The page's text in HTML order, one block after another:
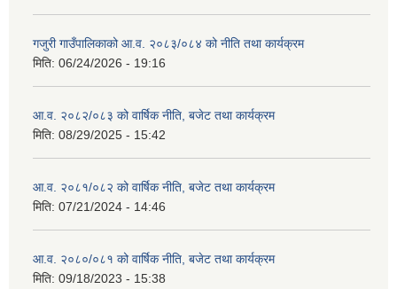
गजुरी गाउँपालिकाको आ.व. २०८३/०८४ को नीति तथा कार्यक्रम
मिति: 06/24/2026 - 19:16
आ.व. २०८२/०८३ को वार्षिक नीति, बजेट तथा कार्यक्रम
मिति: 08/29/2025 - 15:42
आ.व. २०८१/०८२ को वार्षिक नीति, बजेट तथा कार्यक्रम
मिति: 07/21/2024 - 14:46
आ.व. २०८०/०८१ को वार्षिक नीति, बजेट तथा कार्यक्रम
मिति: 09/18/2023 - 15:38